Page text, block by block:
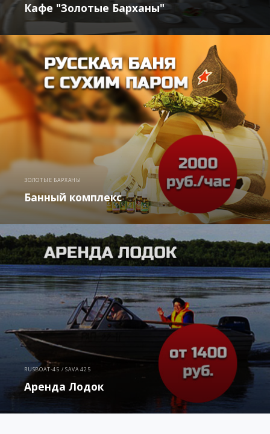
Кафе "Золотые Барханы"
ЗОЛОТЫЕ БАРХАНЫ
Банный комплекс
RUSBOAT-45 / SAVA 425
Аренда Лодок